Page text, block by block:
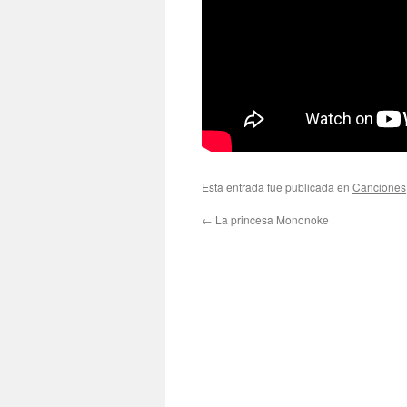
Esta entrada fue publicada en Canciones
← La princesa Mononoke